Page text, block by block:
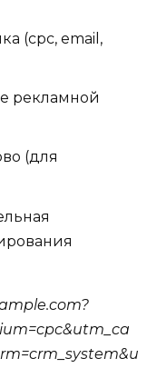
(cpc, email,
рекламной
(для